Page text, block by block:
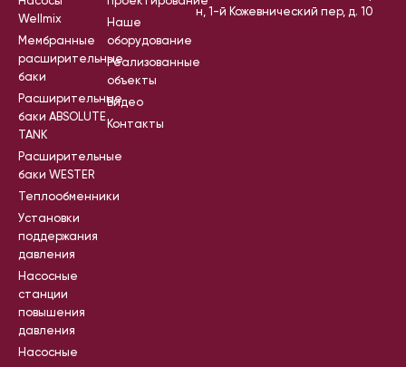
Wellmix
Мембранные
расширительные
баки
Расширительные
баки ABSOLUTE
TANK
Расширительные
баки WESTER
Теплообменники
Установки
поддержания
давления
Насосные
станции
повышения
давления
Насосные
Наше
оборудование
Реализованные
объекты
Видео
Контакты
н, 1-й Кожевнический пер, д. 10